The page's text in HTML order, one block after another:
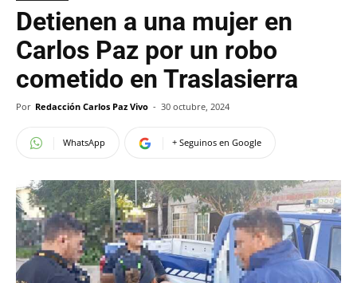
Detienen a una mujer en
Carlos Paz por un robo
cometido en Traslasierra
Por Redacción Carlos Paz Vivo - 30 octubre, 2024
WhatsApp + Seguinos en Google